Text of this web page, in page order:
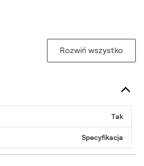
Rozwiń wszystko
Tak
Specyfikacja